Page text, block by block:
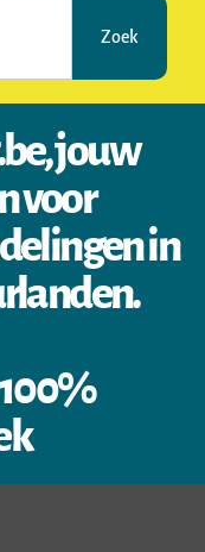
Zoek
jouw
voor
in